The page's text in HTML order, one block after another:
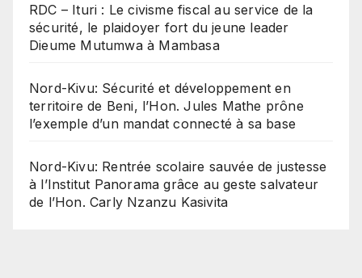
RDC – Ituri : Le civisme fiscal au service de la
sécurité, le plaidoyer fort du jeune leader
Dieume Mutumwa à Mambasa
Nord-Kivu: Sécurité et développement en
territoire de Beni, l’Hon. Jules Mathe prône
l’exemple d’un mandat connecté à sa base
Nord-Kivu: Rentrée scolaire sauvée de justesse
à l’Institut Panorama grâce au geste salvateur
de l’Hon. Carly Nzanzu Kasivita